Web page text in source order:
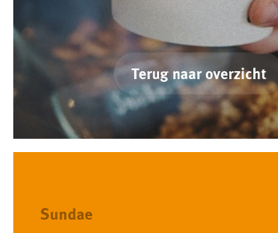
Terug naar overzicht
Sundae